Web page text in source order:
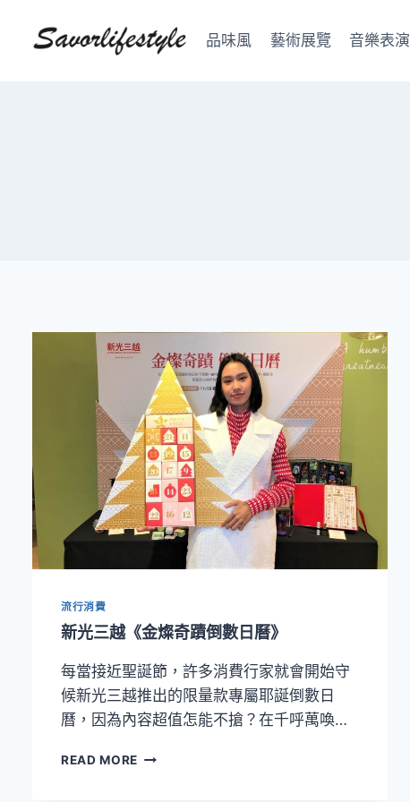
品味風 藝術展覽 音樂表演
流行消費
新光三越《金燦奇蹟倒數日曆》
每當接近聖誕節，許多消費行家就會開始守
候新光三越推出的限量款專屬耶誕倒數日
曆，因為內容超值怎能不搶？在千呼萬喚…
READ MORE